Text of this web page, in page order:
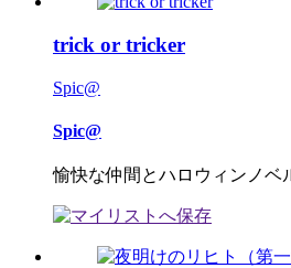
trick or tricker
Spic@
Spic@
愉快な仲間とハロウィンノベ